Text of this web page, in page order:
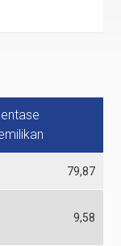
79,87
9,58